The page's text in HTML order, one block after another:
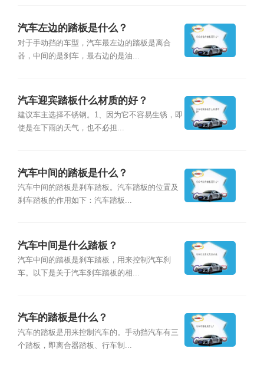
汽车左边的踏板是什么？
对于手动挡的车型，汽车最左边的踏板是离合
器，中间的是刹车，最右边的是油...
汽车迎宾踏板什么材质的好？
建议车主选择不锈钢。1、因为它不容易生锈，即
使是在下雨的天气，也不必担...
汽车中间的踏板是什么？
汽车中间的踏板是刹车踏板。汽车踏板的位置及
刹车踏板的作用如下：汽车踏板...
汽车中间是什么踏板？
汽车中间的踏板是刹车踏板，用来控制汽车刹
车。以下是关于汽车刹车踏板的相...
汽车的踏板是什么？
汽车的踏板是用来控制汽车的。手动挡汽车有三
个踏板，即离合器踏板、行车制...